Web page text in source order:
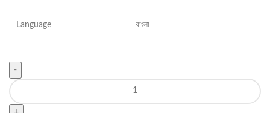
Language বাংলা